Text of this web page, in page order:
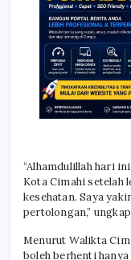
“Alhamdulillah hari
Kota Cimahi setelah
kesehatan. Saya
pertolongan,”
Menurut Walikta
boleh berhenti